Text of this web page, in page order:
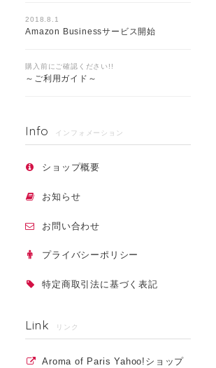
2018.8.1
Amazon Businessサービス開始
購入前にご確認ください!!
～ご利用ガイド～
Info インフォメーション
ショップ概要
お知らせ
お問い合わせ
プライバシーポリシー
特定商取引法に基づく表記
Link リンク
Aroma of Paris Yahoo!ショップ